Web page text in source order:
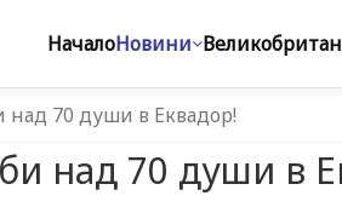
НачалоНовини
70 души в Еквадор!
над 70 души в